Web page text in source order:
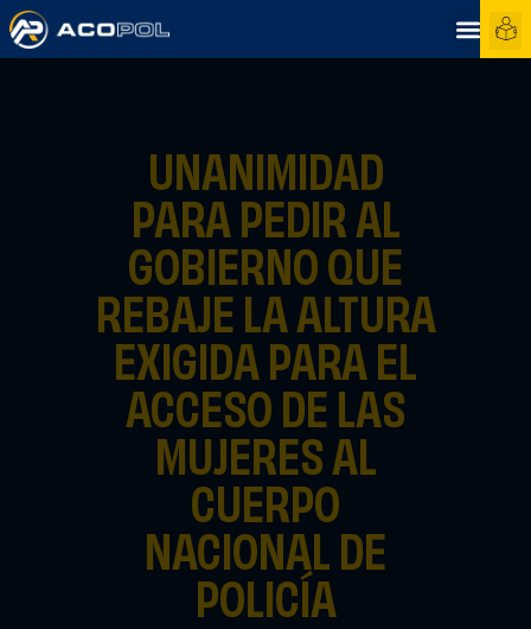
UNANIMIDAD
PARA PEDIR AL
GOBIERNO QUE
REBAJE LA ALTURA
EXIGIDA PARA EL
ACCESO DE LAS
MUJERES AL
CUERPO
NACIONAL DE
POLICÍA